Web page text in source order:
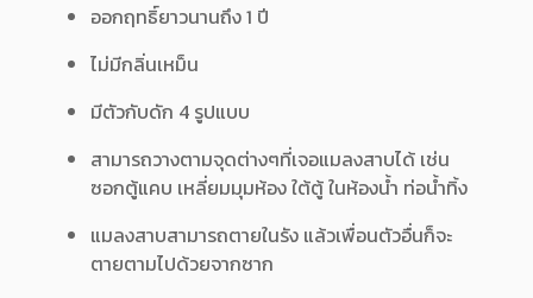
ออกฤทธิ์ยาวนานถึง 1 ปี
ไม่มีกลิ่นเหม็น
มีตัวกับดัก 4 รูปแบบ
สามารถวางตามจุดต่างๆที่เจอแมลงสาบได้ เช่น
ซอกตู้แคบ เหลี่ยมมุมห้อง ใต้ตู้ ในห้องน้ำ ท่อน้ำทิ้ง
แมลงสาบสามารถตายในรัง แล้วเพื่อนตัวอื่นก็จะ
ตายตามไปด้วยจากซาก